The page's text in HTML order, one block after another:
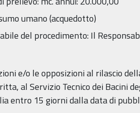
umano (acquedotto)
del procedimento: Il
e/o le opposizioni al rilascio
al Servizio Tecnico dei Bacini
entro 15 giorni dalla data di